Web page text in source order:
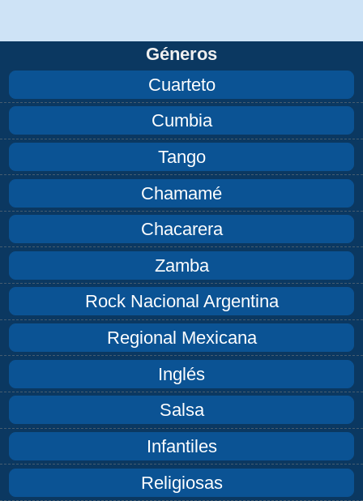
Géneros
Cuarteto
Cumbia
Tango
Chamamé
Chacarera
Zamba
Rock Nacional Argentina
Regional Mexicana
Inglés
Salsa
Infantiles
Religiosas